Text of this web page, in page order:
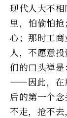
现代人大不
里，怕偷怕
心；那时工
人，不愿意
们的口头禅
——因此，在
后的第一个
不走，抢不